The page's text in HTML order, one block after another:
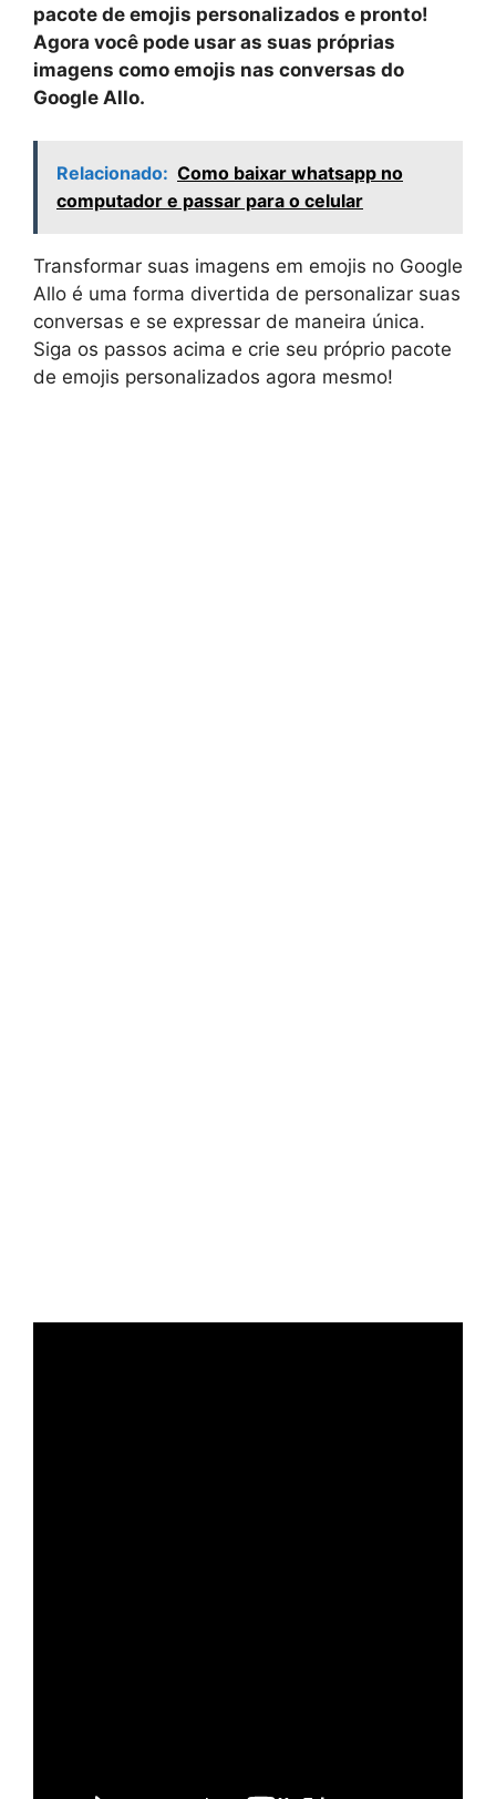
pacote de emojis personalizados e pronto!
Agora você pode usar as suas próprias
imagens como emojis nas conversas do
Google Allo.
Relacionado: Como baixar whatsapp no
computador e passar para o celular
Transformar suas imagens em emojis no Google
Allo é uma forma divertida de personalizar suas
conversas e se expressar de maneira única.
Siga os passos acima e crie seu próprio pacote
de emojis personalizados agora mesmo!